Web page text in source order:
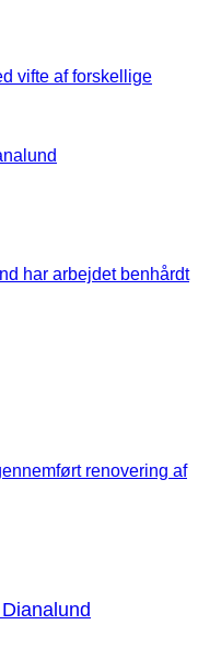
vifte af forskellige
har arbejdet benhårdt
renovering af